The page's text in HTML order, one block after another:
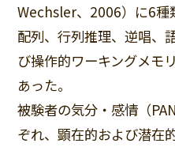
Wechsler、2006）に6種
配列、行列推理、逆唱、
び操作的ワーキングメモ
あった。
被験者の気分・感情（
ぞれ、顕在的および潜在